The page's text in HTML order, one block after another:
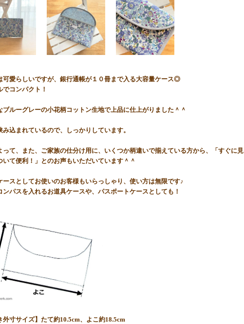
可愛らしいですが、銀行通帳が１０冊まで入る大容量ケース◎
でコンパクト！
ブルーグレーの小花柄コットン生地で上品に仕上がりました＾＾
み込まれているので、しっかりしています。
って、また、ご家族の仕分け用に、いくつか柄違いで揃えている方から、「すぐに見
いて便利！」とのお声もいただいています＾＾
ースとしてお使いのお客様もいらっしゃり、使い方は無限です♪
ンパスを入れるお道具ケースや、パスポートケースとしても！
外寸サイズ】たて約10.5cm、よこ約18.5cm